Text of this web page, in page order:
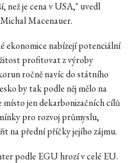
než je cena v USA," uvedl
Macenauer.
ekonomice nabízejí potenciální
profitovat z výroby
ročně navíc do státního
by tak podle něj mělo na
místo jen dekarbonizačních cílů
pro rozvoj průmyslu,
na přední příčky jejího zájmu.
podle EGU hrozí v celé EU.